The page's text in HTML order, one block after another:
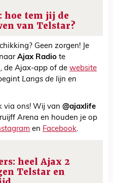
hoe tem jij de
van Telstar?
Geen zorgen! Je
Ajax Radio te
, de Ajax-app of de website
Langs de lijn en
via ons! Wij van @ajaxlife
Arena en houden je op
en Facebook.
heel Ajax 2
Telstar en